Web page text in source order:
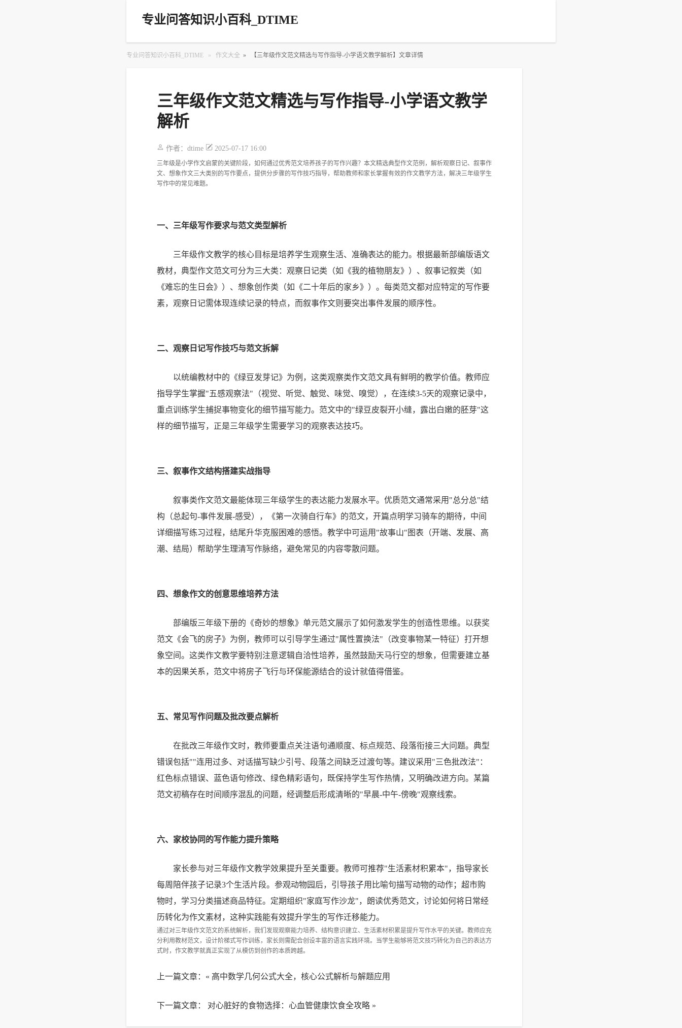
专业问答知识小百科_DTIME
专业问答知识小百科_DTIME» 作文大全 » 【三年级作文范文精选与写作指导-小学语文教学解析】文章详情
三年级作文范文精选与写作指导-小学语文教学
解析
作者： dtime 2025-07-17 16:00
三年级是小学作文启蒙的关键阶段，如何通过优秀范文培养孩子的写作兴趣？本文精选典型作文范例，解析观察日记、叙事作
文、想象作文三大类别的写作要点，提供分步骤的写作技巧指导，帮助教师和家长掌握有效的作文教学方法，解决三年级学生
写作中的常见难题。
一、三年级写作要求与范文类型解析
三年级作文教学的核心目标是培养学生观察生活、准确表达的能力。根据最新部编版语文
教材，典型作文范文可分为三大类：观察日记类（如《我的植物朋友》）、叙事记叙类（如
《难忘的生日会》）、想象创作类（如《二十年后的家乡》）。每类范文都对应特定的写作要
素，观察日记需体现连续记录的特点，而叙事作文则要突出事件发展的顺序性。
二、观察日记写作技巧与范文拆解
以统编教材中的《绿豆发芽记》为例，这类观察类作文范文具有鲜明的教学价值。教师应
指导学生掌握"五感观察法"（视觉、听觉、触觉、味觉、嗅觉），在连续3-5天的观察记录中，
重点训练学生捕捉事物变化的细节描写能力。范文中的"绿豆皮裂开小缝，露出白嫩的胚芽"这
样的细节描写，正是三年级学生需要学习的观察表达技巧。
三、叙事作文结构搭建实战指导
叙事类作文范文最能体现三年级学生的表达能力发展水平。优质范文通常采用"总分总"结
构（总起句-事件发展-感受），《第一次骑自行车》的范文，开篇点明学习骑车的期待，中间
详细描写练习过程，结尾升华克服困难的感悟。教学中可运用"故事山"图表（开端、发展、高
潮、结局）帮助学生理清写作脉络，避免常见的内容零散问题。
四、想象作文的创意思维培养方法
部编版三年级下册的《奇妙的想象》单元范文展示了如何激发学生的创造性思维。以获奖
范文《会飞的房子》为例，教师可以引导学生通过"属性置换法"（改变事物某一特征）打开想
象空间。这类作文教学要特别注意逻辑自洽性培养，虽然鼓励天马行空的想象，但需要建立基
本的因果关系，范文中将房子飞行与环保能源结合的设计就值得借鉴。
五、常见写作问题及批改要点解析
在批改三年级作文时，教师要重点关注语句通顺度、标点规范、段落衔接三大问题。典型
错误包括""连用过多、对话描写缺少引号、段落之间缺乏过渡句等。建议采用"三色批改法"：
红色标点错误、蓝色语句修改、绿色精彩语句，既保持学生写作热情，又明确改进方向。某篇
范文初稿存在时间顺序混乱的问题，经调整后形成清晰的"早晨-中午-傍晚"观察线索。
六、家校协同的写作能力提升策略
家长参与对三年级作文教学效果提升至关重要。教师可推荐"生活素材积累本"，指导家长
每周陪伴孩子记录3个生活片段。参观动物园后，引导孩子用比喻句描写动物的动作；超市购
物时，学习分类描述商品特征。定期组织"家庭写作沙龙"，朗读优秀范文，讨论如何将日常经
历转化为作文素材，这种实践能有效提升学生的写作迁移能力。
通过对三年级作文范文的系统解析，我们发现观察能力培养、结构意识建立、生活素材积累是提升写作水平的关键。教师应充
分利用教材范文，设计阶梯式写作训练，家长则需配合创设丰富的语言实践环境。当学生能够将范文技巧转化为自己的表达方
式时，作文教学就真正实现了从模仿到创作的本质跨越。
上一篇文章：« 高中数学几何公式大全，核心公式解析与解题应用
下一篇文章： 对心脏好的食物选择：心血管健康饮食全攻略»